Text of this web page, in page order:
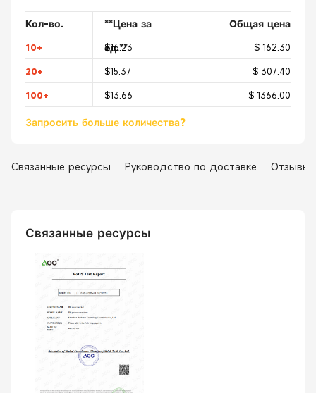
Кол-во.
**Цена за
ед.**
Общая цена
10+ $16.23 $ 162.30
20+ $15.37 $ 307.40
100+ $13.66 $ 1366.00
Запросить больше количества?
Связанные ресурсы Руководство по доставке Отзывы
Связанные ресурсы